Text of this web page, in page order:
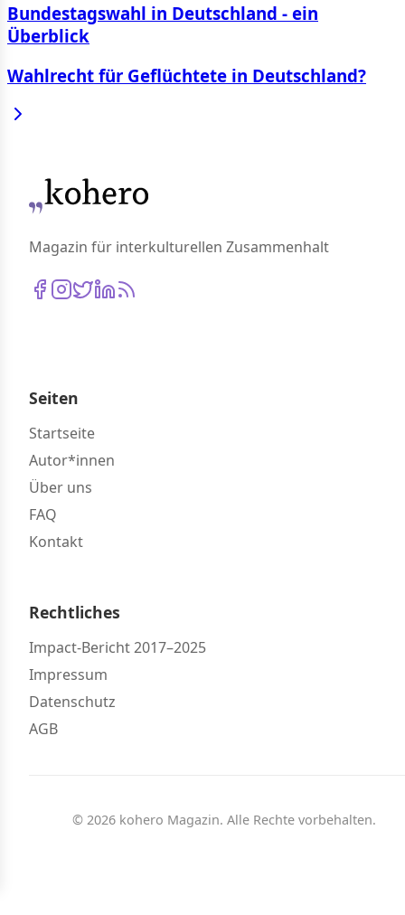
Bundestagswahl in Deutschland - ein
Überblick
Wahlrecht für Geflüchtete in Deutschland?
Magazin für interkulturellen Zusammenhalt
Seiten
Startseite
Autor*innen
Über uns
FAQ
Kontakt
Rechtliches
Impact-Bericht 2017–2025
Impressum
Datenschutz
AGB
© 2026 kohero Magazin. Alle Rechte vorbehalten.